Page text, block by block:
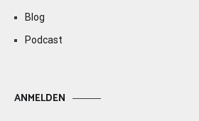
Blog
Podcast
ANMELDEN